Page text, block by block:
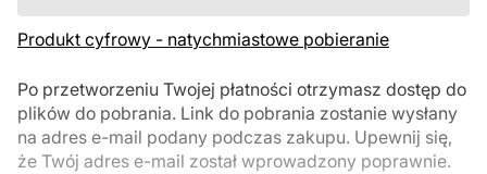
Produkt cyfrowy - natychmiastowe pobieranie
Po przetworzeniu Twojej płatności otrzymasz dostęp do
plików do pobrania. Link do pobrania zostanie wysłany
na adres e-mail podany podczas zakupu. Upewnij się,
że Twój adres e-mail został wprowadzony poprawnie.